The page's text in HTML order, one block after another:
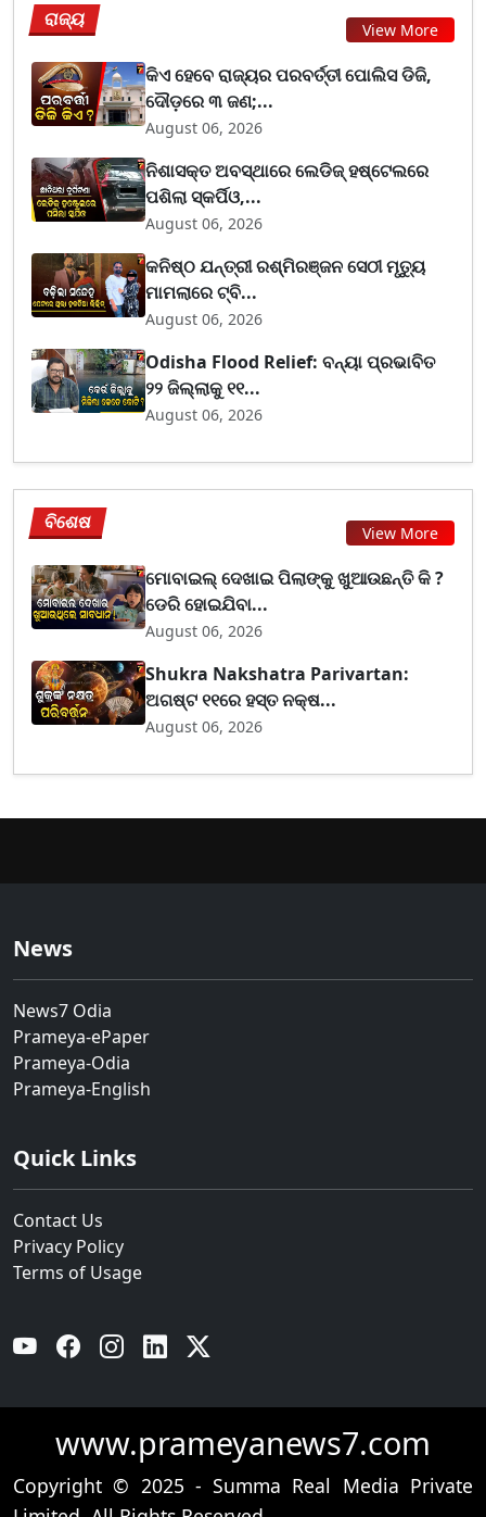
ରାଜ୍ୟ View More
କିଏ ହେବେ ରାଜ୍ୟର ପରବର୍ତ୍ତୀ ପୋଲିସ ଡିଜି,
ଦୌଡ଼ରେ ୩ ଜଣ;...
August 06, 2026
ନିଶାସକ୍ତ ଅବସ୍ଥାରେ ଲେଡିଜ୍‌ ହଷ୍ଟେଲରେ
ପଶିଲା ସ୍କର୍ପିଓ,...
August 06, 2026
କନିଷ୍ଠ ଯନ୍ତ୍ରୀ ରଶ୍ମିରଞ୍ଜନ ସେଠୀ ମୃତ୍ୟୁ
ମାମଲାରେ ଟ୍ବି...
August 06, 2026
Odisha Flood Relief: ବନ୍ୟା ପ୍ରଭାବିତ
୨୨ ଜିଲ୍ଲାକୁ ୧୧...
August 06, 2026
ବିଶେଷ View More
ମୋବାଇଲ୍ ଦେଖାଇ ପିଲାଙ୍କୁ ଖୁଆଉଛନ୍ତି କି ?
ଡେରି ହୋଇଯିବା...
August 06, 2026
Shukra Nakshatra Parivartan:
ଅଗଷ୍ଟ ୧୧ରେ ହସ୍ତ ନକ୍ଷ...
August 06, 2026
News
News7 Odia
Prameya-ePaper
Prameya-Odia
Prameya-English
Quick Links
Contact Us
Privacy Policy
Terms of Usage
YouTube Facebook Instagram Linkedin
www.prameyanews7.com
Copyright © 2025 - Summa Real Media Private